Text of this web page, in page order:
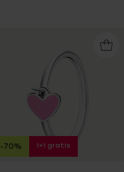
-70% 1+1 gratis